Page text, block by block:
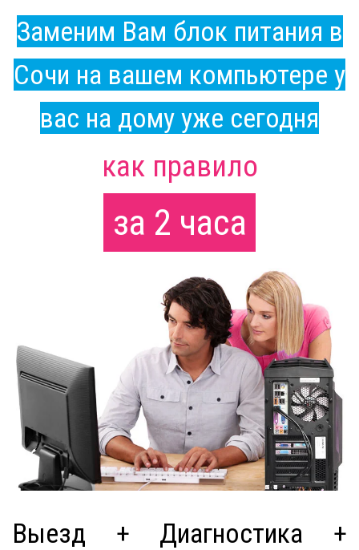
Заменим Вам блок питания в
Сочи на вашем компьютере у
вас на дому уже сегодня
как правило
за 2 часа
Выезд + Диагностика +